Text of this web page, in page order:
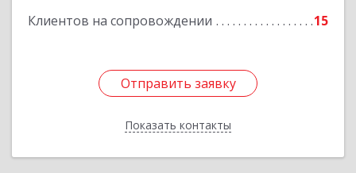
Клиентов на сопровождении 15
Отправить заявку
Показать контакты
Отправить заявку
Назад